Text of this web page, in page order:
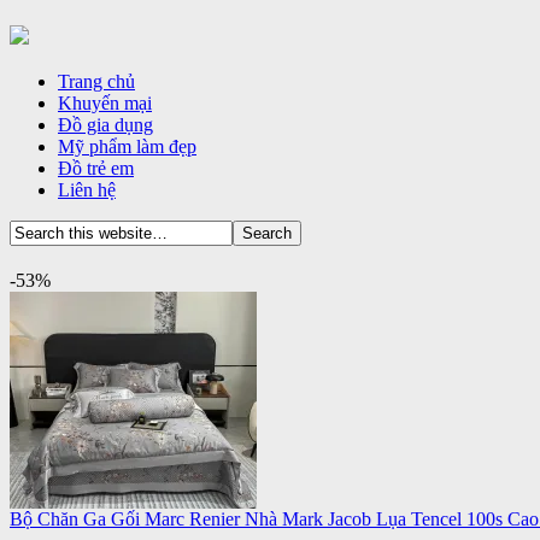
Trang chủ
Khuyến mại
Đồ gia dụng
Mỹ phẩm làm đẹp
Đồ trẻ em
Liên hệ
-53%
Bộ Chăn Ga Gối Marc Renier Nhà Mark Jacob Lụa Tencel 100s